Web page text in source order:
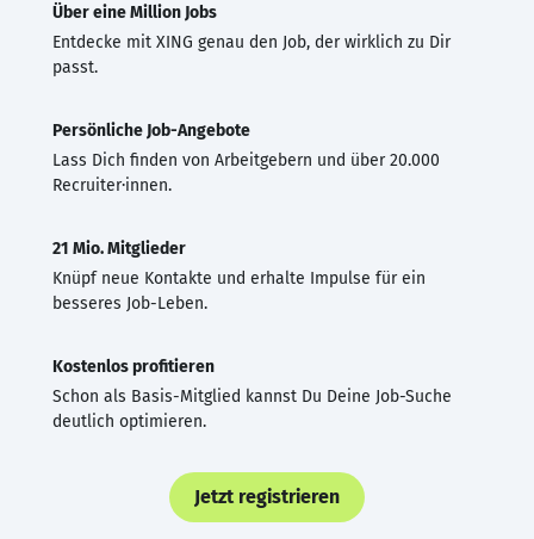
Über eine Million Jobs
Entdecke mit XING genau den Job, der wirklich zu Dir
passt.
Persönliche Job-Angebote
Lass Dich finden von Arbeitgebern und über 20.000
Recruiter·innen.
21 Mio. Mitglieder
Knüpf neue Kontakte und erhalte Impulse für ein
besseres Job-Leben.
Kostenlos profitieren
Schon als Basis-Mitglied kannst Du Deine Job-Suche
deutlich optimieren.
Jetzt registrieren